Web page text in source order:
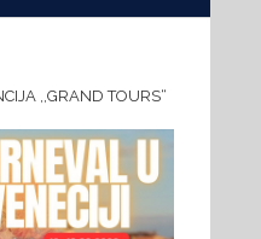
,,GRAND TOURS“